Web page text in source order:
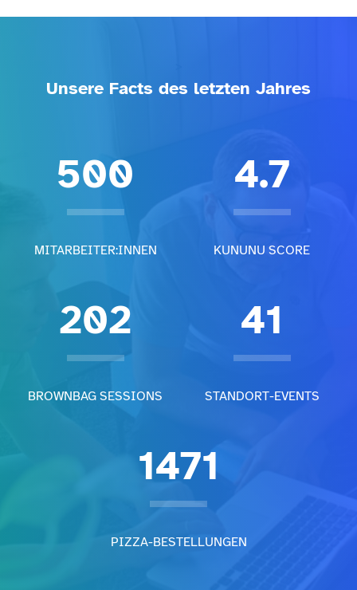
Unsere Facts des letzten Jahres
500
MITARBEITER:INNEN
4.7
KUNUNU SCORE
202
BROWNBAG SESSIONS
41
STANDORT-EVENTS
1471
PIZZA-BESTELLUNGEN